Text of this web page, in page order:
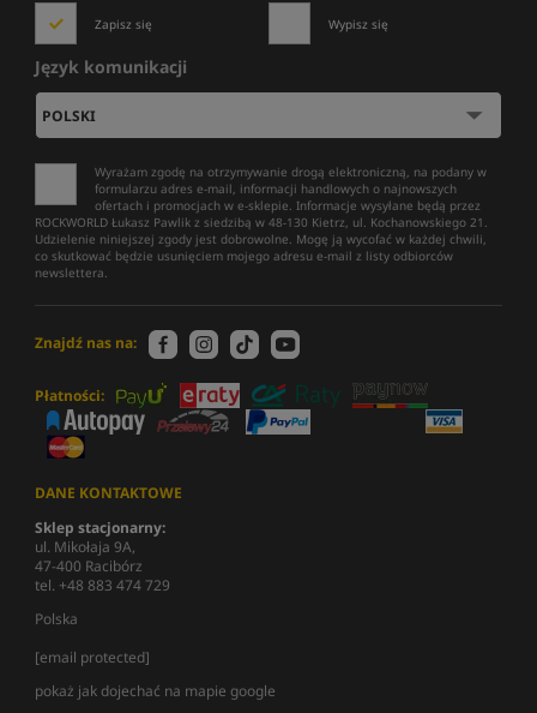
Zapisz się Wypisz się
Język komunikacji
Wyrażam zgodę na otrzymywanie drogą elektroniczną, na podany w
formularzu adres e-mail, informacji handlowych o najnowszych
ofertach i promocjach w e-sklepie. Informacje wysyłane będą przez
ROCKWORLD Łukasz Pawlik z siedzibą w 48-130 Kietrz, ul. Kochanowskiego 21.
Udzielenie niniejszej zgody jest dobrowolne. Mogę ją wycofać w każdej chwili,
co skutkować będzie usunięciem mojego adresu e-mail z listy odbiorców
newslettera.
Znajdź nas na:
Płatności:
DANE KONTAKTOWE
Sklep stacjonarny:
ul. Mikołaja 9A,
47-400 Racibórz
tel. +48 883 474 729
Polska
[email protected]
pokaż jak dojechać na mapie google